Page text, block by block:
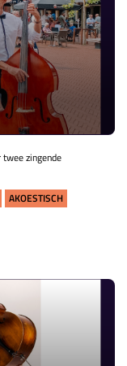
zingende
AKOESTISCH